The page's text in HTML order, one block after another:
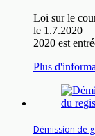
Loi sur le
le 1.7.2020
2020 est
Plus
Démission de